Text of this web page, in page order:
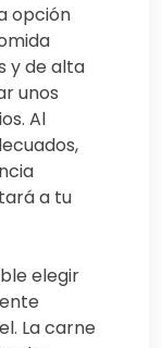
opción
y de alta
unos
Al
a tu
elegir
La carne